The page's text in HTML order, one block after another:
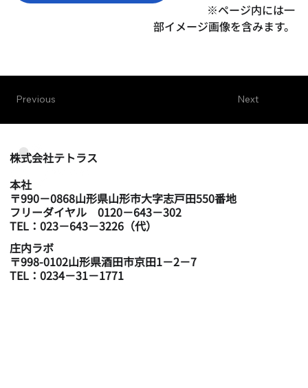
※ページ内には一
部イメージ画像を含みます。
Previous Next
​株式会社テトラス
本社
〒990－0868山形県山形市大字志戸田550番地
フリーダイヤル 0120－643－302
TEL：023－643－3226（代）
庄内ラボ
〒998-0102山形県酒田市京田1－2－7
TEL：0234－31－1771